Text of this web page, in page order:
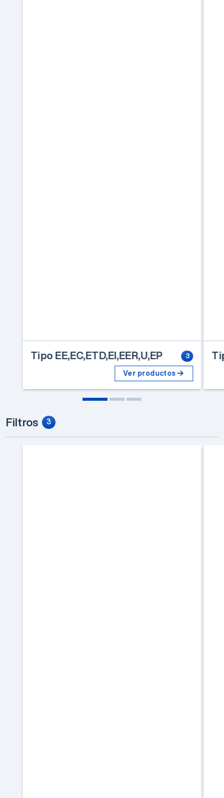
Tipo EE,EC,ETD,EI,EER,U,EP 3
Ver productos
Filtros 3